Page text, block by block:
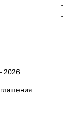
2026